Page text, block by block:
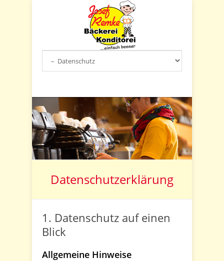
Datenschutzerklärung
1. Datenschutz auf einen
Blick
Allgemeine Hinweise